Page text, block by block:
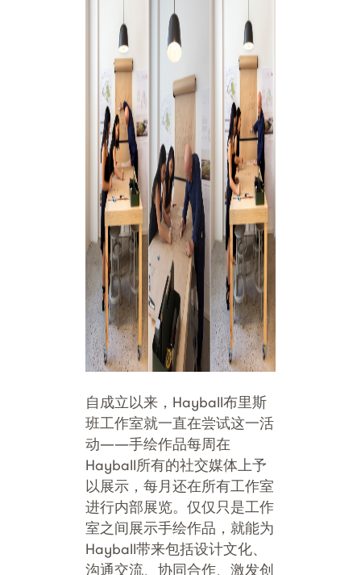
自成立以来，Hayball布里斯
班工作室就一直在尝试这一活
动——手绘作品每周在
Hayball所有的社交媒体上予
以展示，每月还在所有工作室
进行内部展览。仅仅只是工作
室之间展示手绘作品，就能为
Hayball带来包括设计文化、
沟通交流、协同合作、激发创